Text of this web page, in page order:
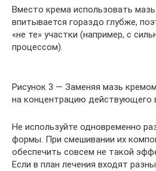
Вместо крема использовать
впитывается гораздо глубже,
«не те» участки (например, с
процессом).
Рисунок 3 — Заменяя мазь
на концентрацию действующего
Не используйте одновременно
формы. При смешивании их
обеспечить совсем не такой
Если в план лечения входят